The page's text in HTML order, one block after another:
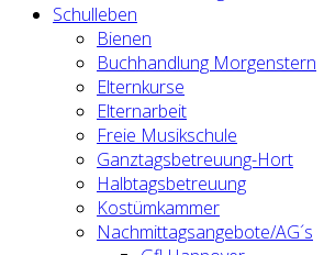
Schulleben
Bienen
Buchhandlung Morgenstern
Elternkurse
Elternarbeit
Freie Musikschule
Ganztagsbetreuung-Hort
Halbtagsbetreuung
Kostümkammer
Nachmittagsangebote/AG´s